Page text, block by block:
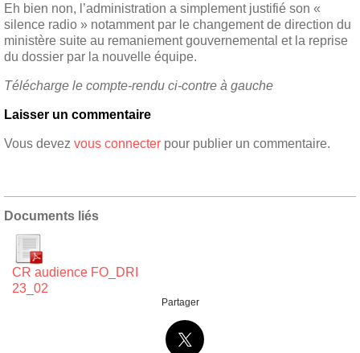
Eh bien non, l’administration a simplement justifié son «
silence radio » notamment par le changement de direction du
ministère suite au remaniement gouvernemental et la reprise
du dossier par la nouvelle équipe.
Télécharge le compte-rendu ci-contre à gauche
Laisser un commentaire
Vous devez vous connecter pour publier un commentaire.
Documents liés
CR audience FO_DRI
23_02
Partager